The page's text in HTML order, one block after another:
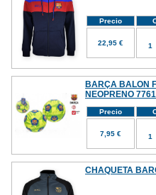
Precio
22,95 €
BARÇA BALON
NEOPRENO
Precio
7,95 €
CHAQUETA